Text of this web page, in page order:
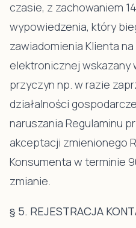
czasie, z zachowaniem
wypowiedzenia, który
zawiadomienia Klienta
elektronicznej wskazany
przyczyn np. w razie
działalności
naruszania Regulaminu
akceptacji zmienionego
Konsumenta w terminie
zmianie.
§ 5. REJESTRACJA